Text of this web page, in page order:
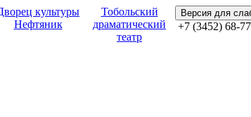
культуры
Нефтяник
Тобольский
драматический
театр
Версия для
+7 (3452) 68-